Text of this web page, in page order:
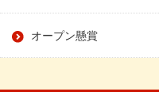
オープン懸賞